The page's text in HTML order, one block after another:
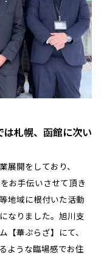
札幌、函館に次い
開をしており、
お手伝いさせて頂き
地域に根付いた活動
なりました。旭川支
華ぷらざ】にて、
ような臨場感でお住